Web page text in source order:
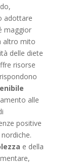
adottare
maggior
altro mito
delle diete
risorse
alle
positive
e della